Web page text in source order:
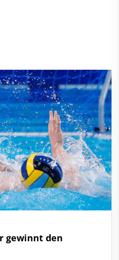
gewinnt den